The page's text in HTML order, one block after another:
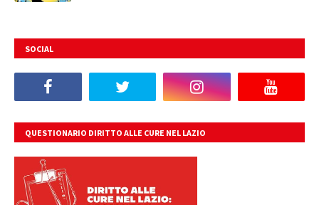
SOCIAL
QUESTIONARIO DIRITTO ALLE CURE NEL LAZIO